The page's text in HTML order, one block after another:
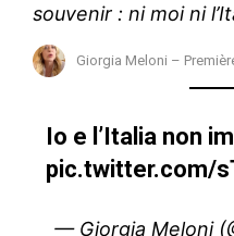
souvenir : ni moi ni
Giorgia Meloni –
Io e l’Italia non
pic.twitter.com/
— Giorgia Meloni